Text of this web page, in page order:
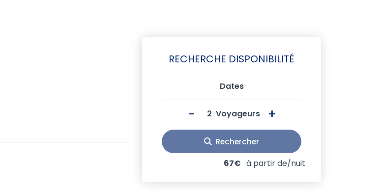
RECHERCHE DISPONIBILITÉ
Dates
- Voyageurs +
Rechercher
67€ à partir de/nuit